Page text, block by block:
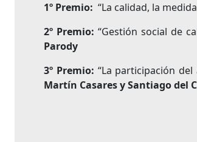
1º Premio: “La calidad, la
2º Premio: “Gestión social de
Parody
3º Premio: “La participación
Martín Casares y Santiago del